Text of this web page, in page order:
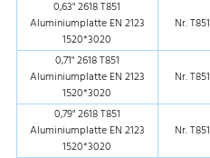
0,63" 2618 T851
Aluminiumplatte EN 2123
1520*3020
Nr. T851
0,71" 2618 T851
Aluminiumplatte EN 2123
1520*3020
Nr. T851
0,79" 2618 T851
Aluminiumplatte EN 2123
1520*3020
Nr. T851